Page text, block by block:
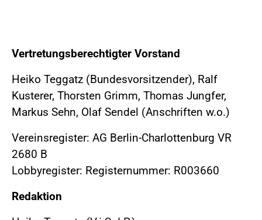
Vertretungsberechtigter Vorstand
Heiko Teggatz (Bundesvorsitzender), Ralf
Kusterer, Thorsten Grimm, Thomas Jungfer,
Markus Sehn, Olaf Sendel (Anschriften w.o.)
Vereinsregister: AG Berlin-Charlottenburg VR
2680 B
Lobbyregister: Registernummer: R003660
Redaktion